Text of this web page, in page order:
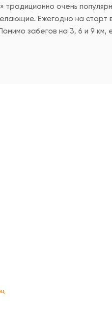
традиционно очень
Ежегодно на старт
забегов на 3, 6 и 9 км,